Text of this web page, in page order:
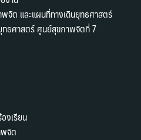
จิต และแผนที่ทางเดินยุทธศาสตร์
ธศาสตร์ ศูนย์สุขภาพจิตที่ 7
งเรียน
จิต